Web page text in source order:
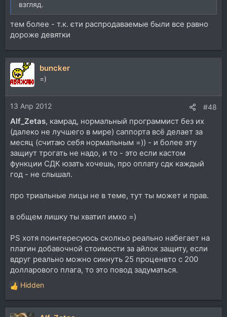
взгляд.
тем более - т.к. єти распродаваемые были все равно
дороже девятки
buncker
=)
13 Апр 2012 #48
Alf_Zetas, камрад, нормальный программист без их
(далеко не лучшего в мире) саппорта всё делает за
месяц (считаю себя нормальным =)) - и более эту
защиут трогать не надо, и то - это если кастом
функции СДК юзать хочешь, про оплату сдк каждый
год - не слышал.
про триальные лицы не в теме, тут ты может и прав.
в общем лишку ты хватил имхо =)
PS хотя поинтересуюсь сколкьо реально набегает на
плагин добавочной стоимости за айлок защиту, если
вдруг реально можно сикнуть 25 проценвто с 200
долларового плага, то это повод задуматься.
Р
е
а
Hidden